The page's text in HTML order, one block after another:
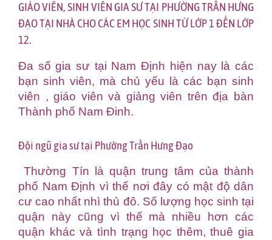
GIÁO VIÊN, SINH VIÊN GIA SƯ TẠI PHƯỜNG TRẦN HƯNG
ĐẠO TẠI NHÀ CHO CÁC EM HỌC SINH TỪ LỚP 1 ĐẾN LỚP
12.
Đa số gia sư tại Nam Định hiện nay là các
bạn sinh viên, mà chủ yếu là các bạn sinh
viên , giáo viên và giảng viên trên địa bàn
Thành phố Nam Đinh.
Đội ngũ gia sư tại Phường Trần Hưng Đạo
Thường Tín là quận trung tâm của thành
phố Nam Định vì thế nơi đây có mật độ dân
cư cao nhất nhì thủ đô. Số lượng học sinh tại
quận này cũng vì thế mà nhiều hơn các
quận khác và tình trạng học thêm, thuê gia